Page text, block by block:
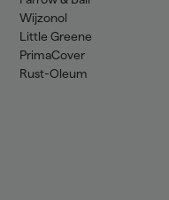
Wijzonol
Little Greene
PrimaCover
Rust-Oleum